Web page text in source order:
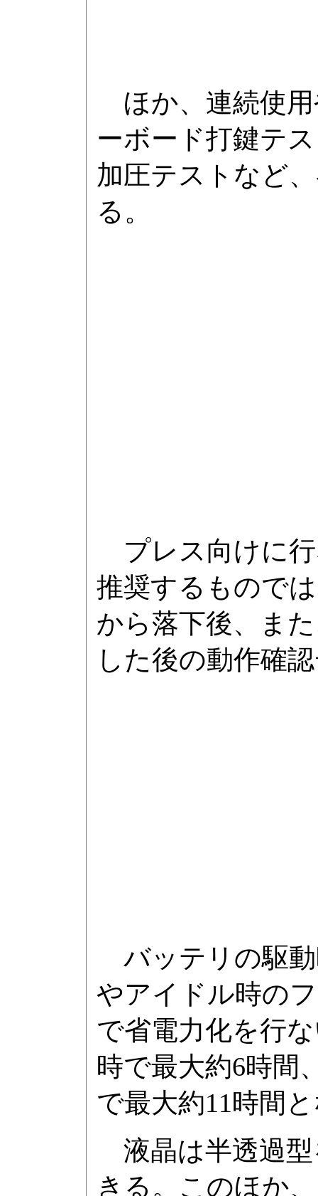
ほか、連続使用
ーボード打鍵テ
加圧テストなど
る。
プレス向けに行
推奨するもので
から落下後、ま
した後の動作確
バッテリの駆動
やアイドル時の
で省電力化を行
時で最大約6時間
で最大約11時間
液晶は半透過型
きる。このほか